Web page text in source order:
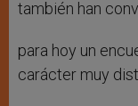
también han
para hoy un
carácter muy